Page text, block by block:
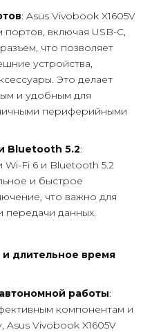
: Asus Vivobook X1605V
включая USB-C,
что позволяет
устройства,
Это делает
и удобным для
периферийными
Bluetooth 5.2:
Fi 6 и Bluetooth 5.2
и быстрое
что важно для
передачи данных.
длительное время
работы:
компонентам и
Asus Vivobook X1605V